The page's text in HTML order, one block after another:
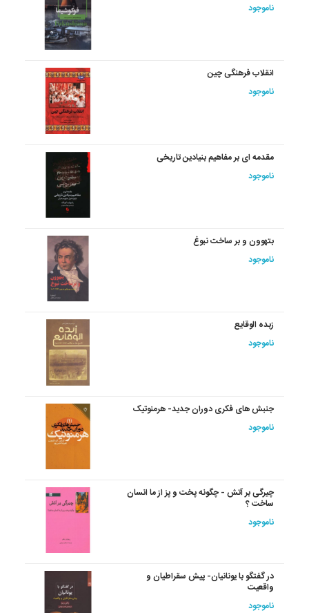
ناموجود
انقلاب فرهنگی چین
ناموجود
مقدمه ای بر مفاهیم بنیادین تاریخی
ناموجود
بتهوون و بر ساخت نبوغ
ناموجود
زبده الوقایع
ناموجود
جنبش های فکری دوران جدید- هرمنوتیک
ناموجود
چیرگی بر آتش - چگونه پخت و پز از ما انسان
ساخت ؟
ناموجود
در گفتگو با یونانیان- پیش سقراطیان و
واقعیت
ناموجود